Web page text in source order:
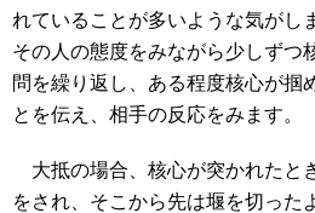
れていることが多いような気がし
その人の態度をみながら少しずつ
問を繰り返し、ある程度核心が掴
とを伝え、相手の反応をみます。
大抵の場合、核心が突かれたと
をされ、そこから先は堰を切った